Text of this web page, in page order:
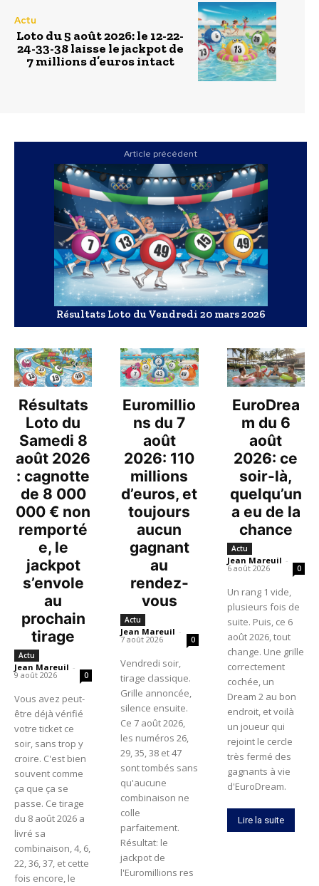
Actu
Loto du 5 août 2026: le 12-22-
24-33-38 laisse le jackpot de
7 millions d’euros intact
Article précédent
Résultats Loto du Vendredi 20 mars 2026
Résultats
Loto du
Samedi 8
août 2026
: cagnotte
de 8 000
000 € non
remporté
e, le
jackpot
s’envole
au
prochain
tirage
Actu
Jean Mareuil -
9 août 2026 0
Vous avez peut-
être déjà vérifié
votre ticket ce
soir, sans trop y
croire. C'est bien
souvent comme
ça que ça se
passe. Ce tirage
du 8 août 2026 a
livré sa
combinaison, 4, 6,
22, 36, 37, et cette
fois encore, le
Euromillio
ns du 7
août
2026: 110
millions
d’euros, et
toujours
aucun
gagnant
au
rendez-
vous
Actu
Jean Mareuil -
7 août 2026 0
Vendredi soir,
tirage classique.
Grille annoncée,
silence ensuite.
Ce 7 août 2026,
les numéros 26,
29, 35, 38 et 47
sont tombés sans
qu'aucune
combinaison ne
colle
parfaitement.
Résultat: le
jackpot de
l'Euromillions res
EuroDrea
m du 6
août
2026: ce
soir-là,
quelqu’un
a eu de la
chance
Actu
Jean Mareuil -
6 août 2026 0
Un rang 1 vide,
plusieurs fois de
suite. Puis, ce 6
août 2026, tout
change. Une grille
correctement
cochée, un
Dream 2 au bon
endroit, et voilà
un joueur qui
rejoint le cercle
très fermé des
gagnants à vie
d'EuroDream.
Lire la suite